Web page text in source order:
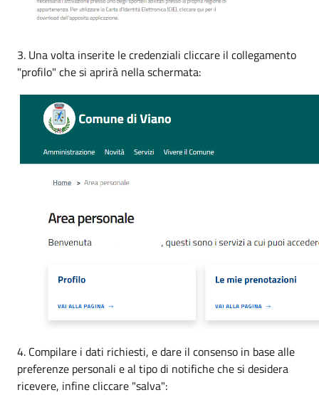
3. Una volta inserite le credenziali cliccare il collegamento
"profilo" che si aprirà nella schermata:
4. Compilare i dati richiesti, e dare il consenso in base alle
preferenze personali e al tipo di notifiche che si desidera
ricevere, infine cliccare "salva":